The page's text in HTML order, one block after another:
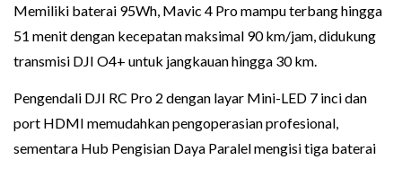
Memiliki baterai 95Wh, Mavic 4 Pro mampu terbang hingga
51 menit dengan kecepatan maksimal 90 km/jam, didukung
transmisi DJI O4+ untuk jangkauan hingga 30 km.
Pengendali DJI RC Pro 2 dengan layar Mini-LED 7 inci dan
port HDMI memudahkan pengoperasian profesional,
sementara Hub Pengisian Daya Paralel mengisi tiga baterai